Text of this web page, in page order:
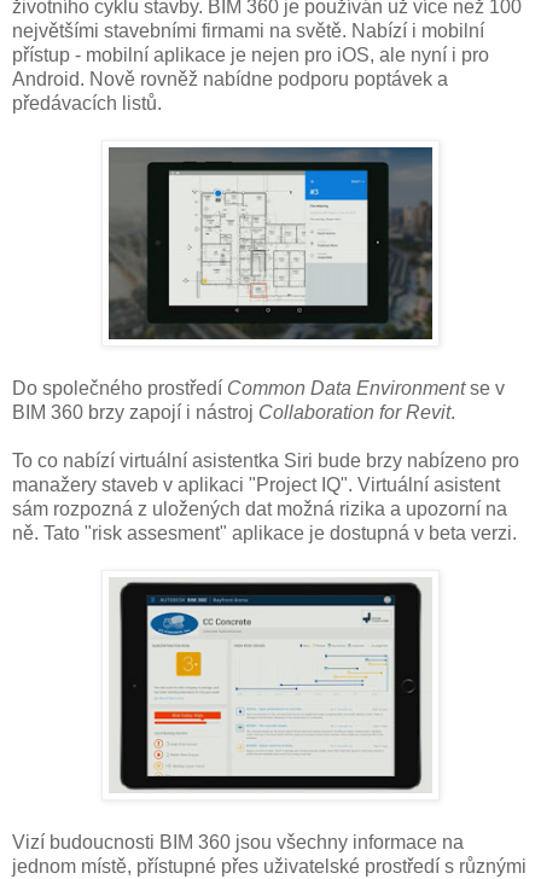
životního cyklu stavby. BIM 360 je používán už více než 100
největšími stavebními firmami na světě. Nabízí i mobilní
přístup - mobilní aplikace je nejen pro iOS, ale nyní i pro
Android. Nově rovněž nabídne podporu poptávek a
předávacích listů.
Do společného prostředí Common Data Environmentse v
BIM 360 brzy zapojí i nástroj Collaboration for Revit.
To co nabízí virtuální asistentka Siri bude brzy nabízeno pro
manažery staveb v aplikaci "Project IQ". Virtuální asistent
sám rozpozná z uložených dat možná rizika a upozorní na
ně. Tato "risk assesment" aplikace je dostupná v beta verzi.
Vizí budoucnosti BIM 360 jsou všechny informace na
jednom místě, přístupné přes uživatelské prostředí s různými